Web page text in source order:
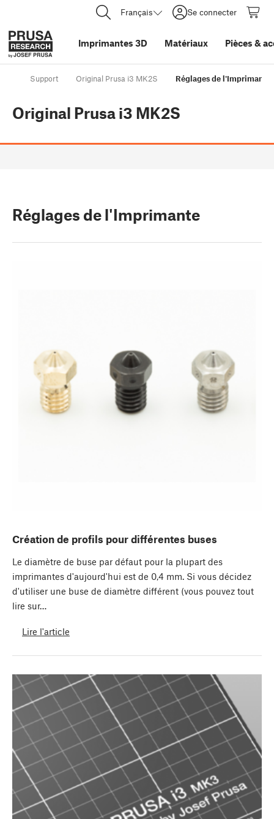
Français Se connecter
Imprimantes 3D Matériaux Pièces &
Support Original Prusa i3 MK2S Réglages de l'Imprimante
Original Prusa i3 MK2S
Réglages de l'Imprimante
Création de profils pour différentes buses
Le diamètre de buse par défaut pour la plupart des
imprimantes d'aujourd'hui est de 0,4 mm. Si vous décidez
d'utiliser une buse de diamètre différent (vous pouvez tout
lire sur…
Lire l'article